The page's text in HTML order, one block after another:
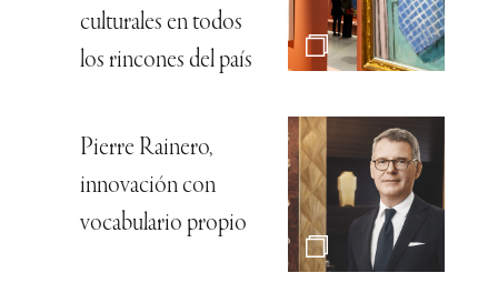
culturales en todos
los rincones del país
Pierre Rainero,
innovación con
vocabulario propio